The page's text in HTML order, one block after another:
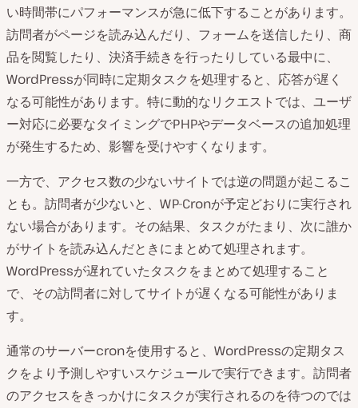
い時間帯にパフォーマンスが急に低下することがあります。
訪問者がページを読み込んだり、フォームを送信したり、商
品を閲覧したり、決済手続きを行ったりしている最中に、
WordPressが同時に定期タスクを処理すると、応答が遅く
なる可能性があります。特に動的なリクエストでは、ユーザ
ー対応に必要なタイミングでPHPやデータベースの追加処理
が発生するため、影響を受けやすくなります。
一方で、アクセス数の少ないサイトでは逆の問題が起こるこ
とも。訪問者が少ないと、WP-Cronが予定どおりに実行され
ない場合があります。その結果、タスクがたまり、次に誰か
がサイトを読み込んだときにまとめて処理されます。
WordPressが遅れていたタスクをまとめて処理すること
で、その訪問者に対してサイトが遅くなる可能性がありま
す。
通常のサーバーcronを使用すると、WordPressの定期タス
クをより予測しやすいスケジュールで実行できます。訪問者
のアクセスをきっかけにタスクが実行されるのを待つのでは